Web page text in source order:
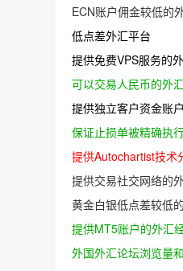
ECN账户佣金较低的
低点差外汇平台
提供免费VPS服务的
可以交易人民币的外
提供独立客户资金账
保证止损单被精确执
提供Autochartist技术
提供交易社交网络的
黄金白银低点差较低
提供MT5账户的外汇
外国外汇论坛浏览量